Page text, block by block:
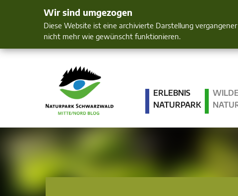
Wir sind umgezogen
Diese Website ist eine archivierte Darstellung
nicht mehr wie gewünscht funktionieren.
Mensch und
ERLEBNIS
NATURPARK